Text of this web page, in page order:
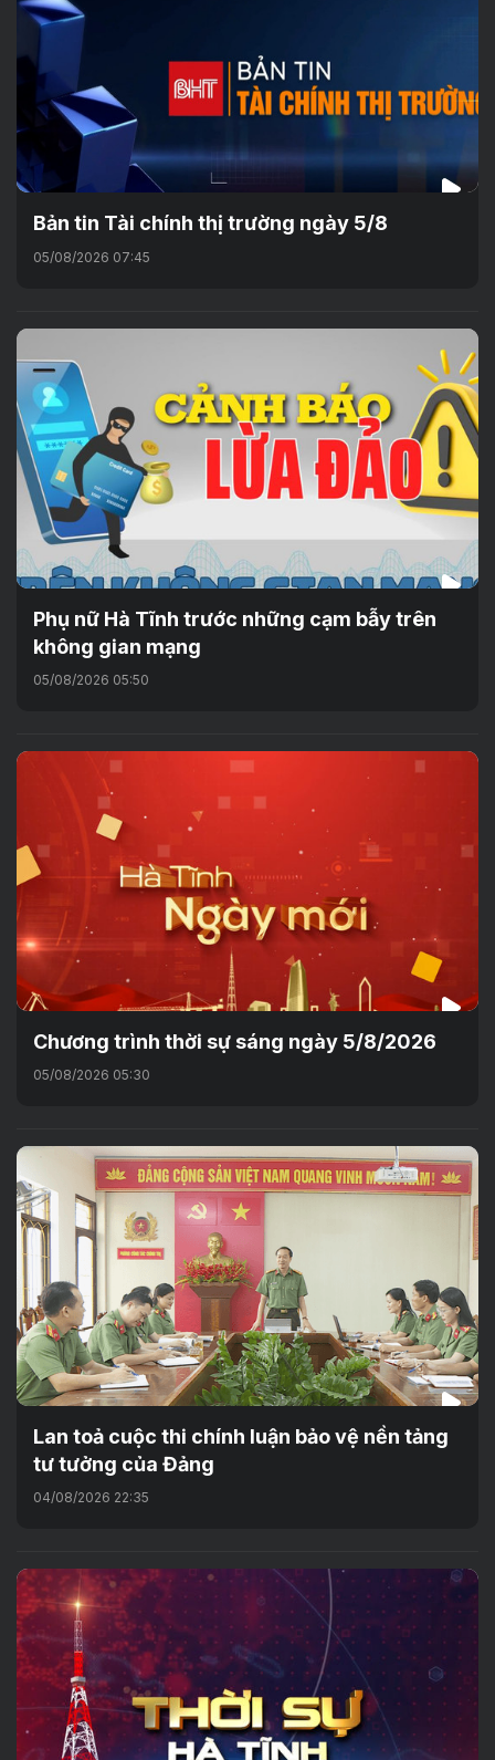
Bản tin Tài chính thị trường ngày 5/8
05/08/2026 07:45
Phụ nữ Hà Tĩnh trước những cạm bẫy trên
không gian mạng
05/08/2026 05:50
Chương trình thời sự sáng ngày 5/8/2026
05/08/2026 05:30
Lan toả cuộc thi chính luận bảo vệ nền tảng
tư tưởng của Đảng
04/08/2026 22:35